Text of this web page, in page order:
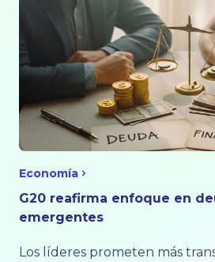
Economía
G20 reafirma enfoque en
emergentes
Los líderes prometen más